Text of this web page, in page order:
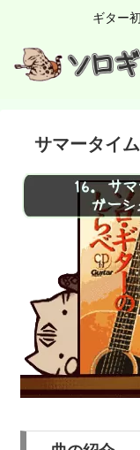
ギター
サマータイム